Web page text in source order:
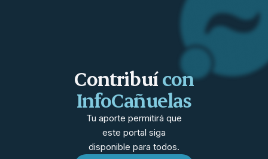
Contribuícon
InfoCañuelas
Tu aporte permitirá que
este portal siga
disponible para todos.